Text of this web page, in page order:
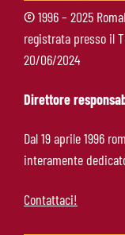
©1996 – 2025
registrata presso il
20/06/2024
Direttore
Dal 19 aprile 1996
interamente
Contattaci!